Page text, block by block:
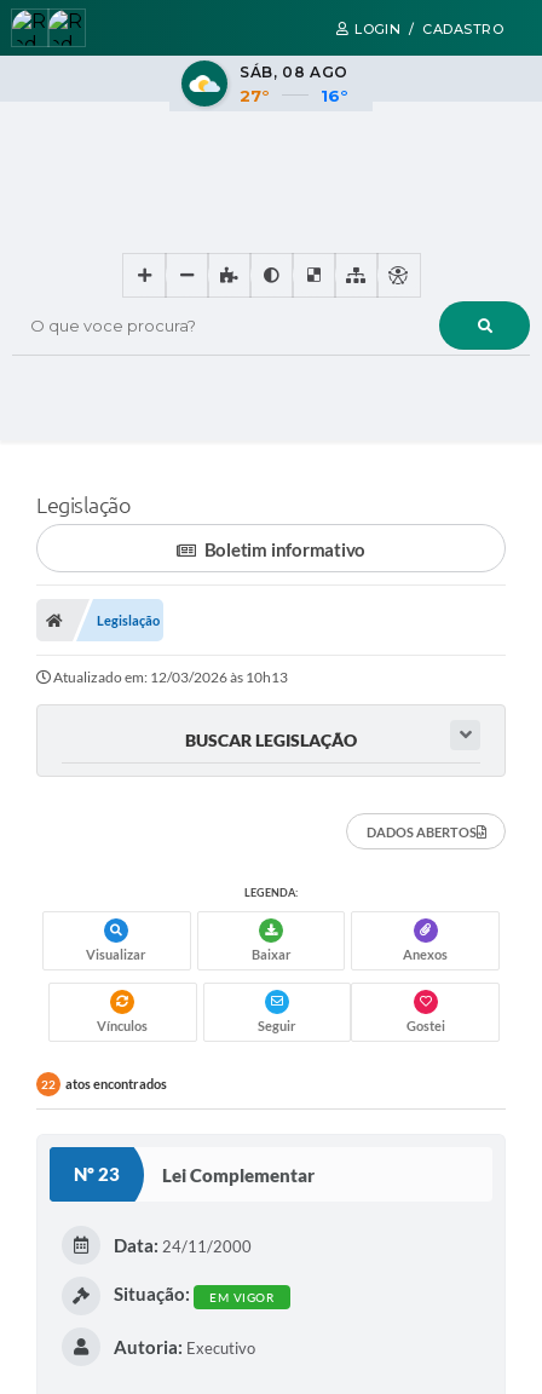
LOGIN / CADASTRO
O que voce procura?
SÁB 08 AGO
27° 16°
Legislação
Boletim informativo
Legislação
Atualizado em: 12/03/2026 às 10h13
BUSCAR LEGISLAÇÃO
DADOS ABERTOS
LEGENDA:
Visualizar Baixar Anexos
Vínculos Seguir Gostei
22 atos encontrados
Nº 23 Lei Complementar
Data: 24/11/2000
Situação: EM VIGOR
Autoria: Executivo